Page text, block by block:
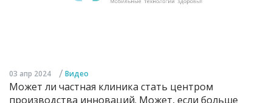
03 апр 2024 / Видео
Может ли частная клиника стать центром
производства инноваций. Может, если больше